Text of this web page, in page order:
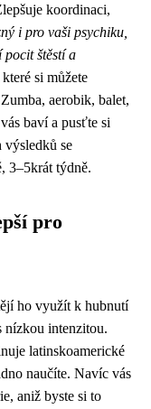
koordinaci,
i pro vaši psychiku,
pocit štěstí a
si můžete
aerobik, balet,
baví a pusťte si
výsledků se
3–5krát týdně.
pro
ho využít k hubnutí
nízkou intenzitou.
latinskoamerické
naučíte. Navíc vás
aniž byste si to